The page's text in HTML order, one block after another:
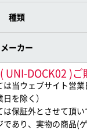
種類
メーカー
UNI-DOCK02 )
当ウェブサイト営業
を除く）
保証外とさせて頂い
あり、実物の商品(